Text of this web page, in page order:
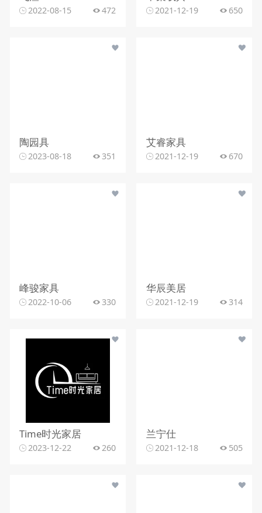
2022-08-15 472 2021-12-19 650
陶园具
2023-08-18 351
艾睿家具
2021-12-19 670
峰骏家具
2022-10-06 330
华辰美居
2021-12-19 314
Time时光家居
2023-12-22 260
兰宁仕
2021-12-18 505